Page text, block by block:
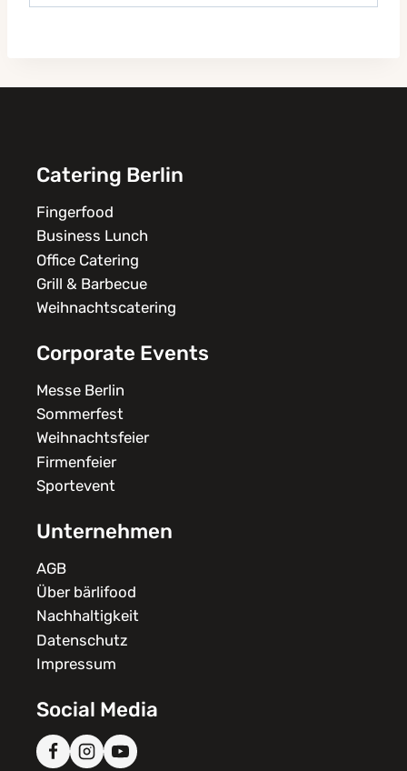
Catering Berlin
Fingerfood
Business Lunch
Office Catering
Grill & Barbecue
Weihnachtscatering
Corporate Events
Messe Berlin
Sommerfest
Weihnachtsfeier
Firmenfeier
Sportevent
Unternehmen
AGB
Über bärlifood
Nachhaltigkeit
Datenschutz
Impressum
Social Media